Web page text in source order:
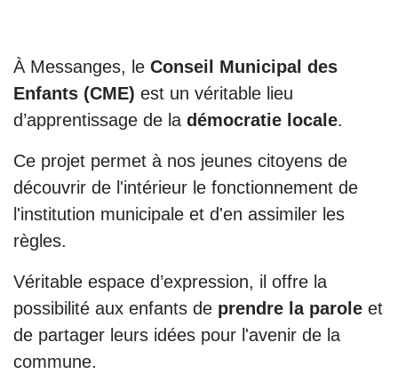
À Messanges, le Conseil Municipal des
Enfants (CME) est un véritable lieu
d’apprentissage de la démocratie locale.
Ce projet permet à nos jeunes citoyens de
découvrir de l'intérieur le fonctionnement de
l'institution municipale et d'en assimiler les
règles.
Véritable espace d’expression, il offre la
possibilité aux enfants de prendre la parole et
de partager leurs idées pour l'avenir de la
commune.